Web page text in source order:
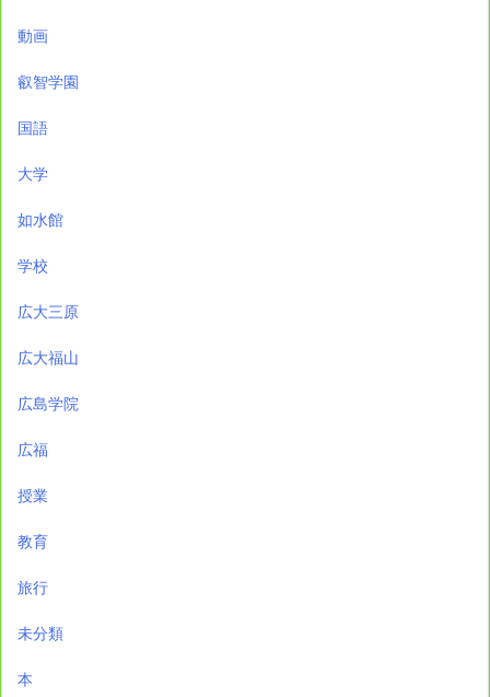
動画
叡智学園
国語
大学
如水館
学校
広大三原
広大福山
広島学院
広福
授業
教育
旅行
未分類
本